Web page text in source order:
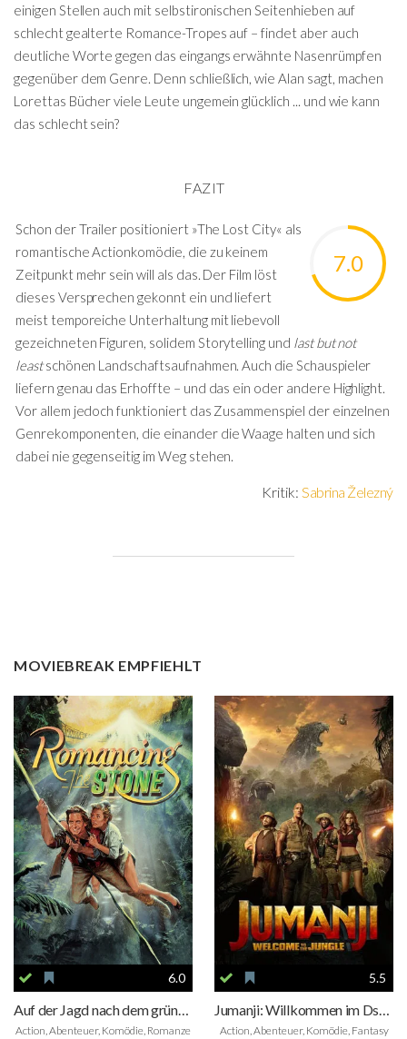
einigen Stellen auch mit selbstironischen Seitenhieben auf
schlecht gealterte Romance-Tropes auf – findet aber auch
deutliche Worte gegen das eingangs erwähnte Nasenrümpfen
gegenüber dem Genre. Denn schließlich, wie Alan sagt, machen
Lorettas Bücher viele Leute ungemein glücklich ... und wie kann
das schlecht sein?
FAZIT
7.0
Schon der Trailer positioniert »The Lost City« als
romantische Actionkomödie, die zu keinem
Zeitpunkt mehr sein will als das. Der Film löst
dieses Versprechen gekonnt ein und liefert
meist temporeiche Unterhaltung mit liebevoll
gezeichneten Figuren, solidem Storytelling und last but not
leastschönen Landschaftsaufnahmen. Auch die Schauspieler
liefern genau das Erhoffte – und das ein oder andere Highlight.
Vor allem jedoch funktioniert das Zusammenspiel der einzelnen
Genrekomponenten, die einander die Waage halten und sich
dabei nie gegenseitig im Weg stehen.
Kritik:Sabrina Železný
MOVIEBREAK EMPFIEHLT
6.0
Auf der Jagd nach dem grünen Diamanten
Action, Abenteuer, Komödie, Romanze
5.5
Jumanji: Willkommen im Dschungel
Action, Abenteuer, Komödie, Fantasy